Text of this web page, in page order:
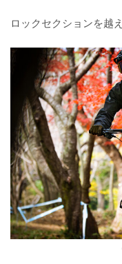
ロックセクションを越